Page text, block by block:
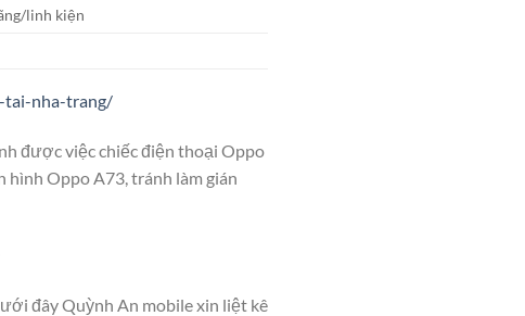
linh kiện
tai-nha-trang/
được việc chiếc điện thoại Oppo
hình Oppo A73, tránh làm gián
đây Quỳnh An mobile xin liệt kê